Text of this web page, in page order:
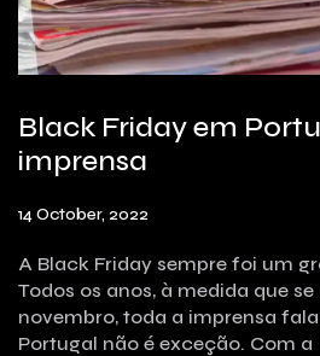
Black Friday em
imprensa
14 October, 2022
A Black Friday sempre foi um
Todos os anos, à medida que
novembro, toda a imprensa
Portugal não é exceção. Com a